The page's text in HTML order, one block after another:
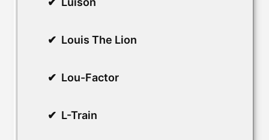
Louis The Lion
Lou-Factor
L-Train